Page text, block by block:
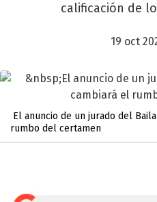
calificación de
19 oct
El anuncio de un jurado del
rumbo del certamen